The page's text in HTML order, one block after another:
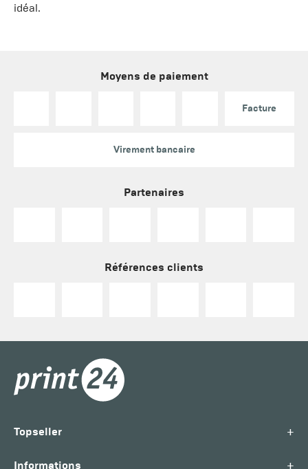
idéal.
Moyens de paiement
Facture
Virement bancaire
Partenaires
Références clients
Topseller +
Informations +